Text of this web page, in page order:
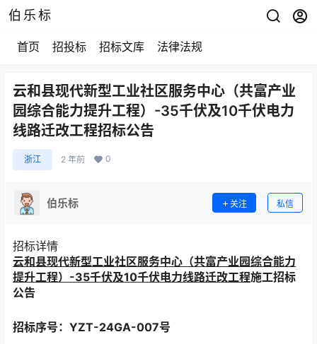
伯乐标
首页 招投标 招标文库 法律法规
云和县现代新型工业社区服务中心（共富产业
园综合能力提升工程）-35千伏及10千伏电力
线路迁改工程招标公告
浙江 2 年前 0
伯乐标 关注 私信
招标详情
云和县现代新型工业社区服务中心（共富产业园综合能力
提升工程） -35千伏及10千伏电力线路迁改工程施工招标
公告
招标序号： YZT-24GA-007号